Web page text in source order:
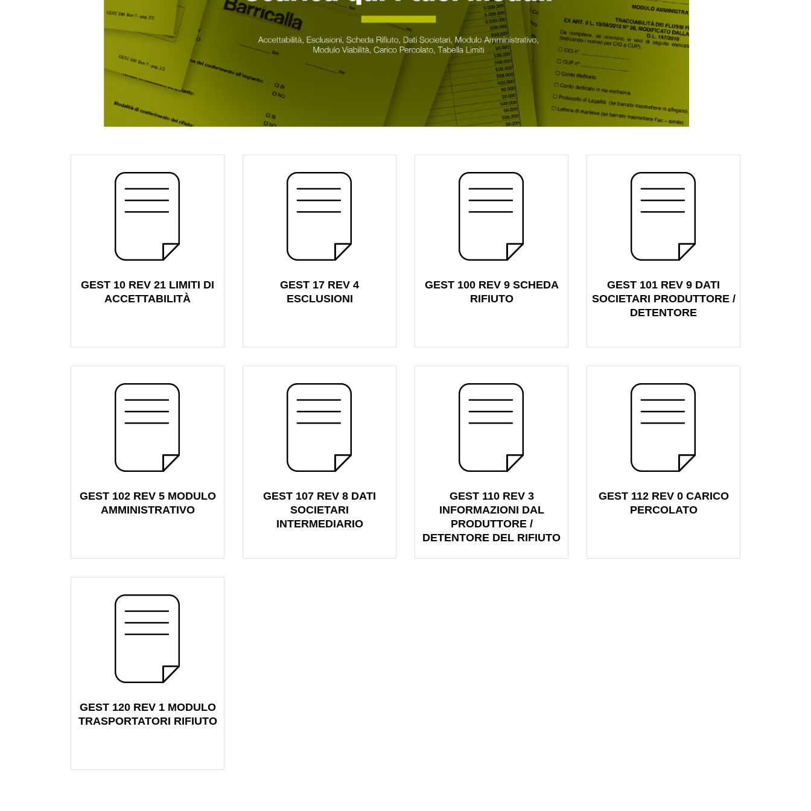
GEST 10 REV 21 LIMITI DI
ACCETTABILITÀ
GEST 17 REV 4
ESCLUSIONI
GEST 100 REV 9 SCHEDA
RIFIUTO
GEST 101 REV 9 DATI
SOCIETARI PRODUTTORE /
DETENTORE
GEST 102 REV 5 MODULO
AMMINISTRATIVO
GEST 107 REV 8 DATI
SOCIETARI
INTERMEDIARIO
GEST 110 REV 3
INFORMAZIONI DAL
PRODUTTORE /
DETENTORE DEL RIFIUTO
GEST 112 REV 0 CARICO
PERCOLATO
GEST 120 REV 1 MODULO
TRASPORTATORI RIFIUTO